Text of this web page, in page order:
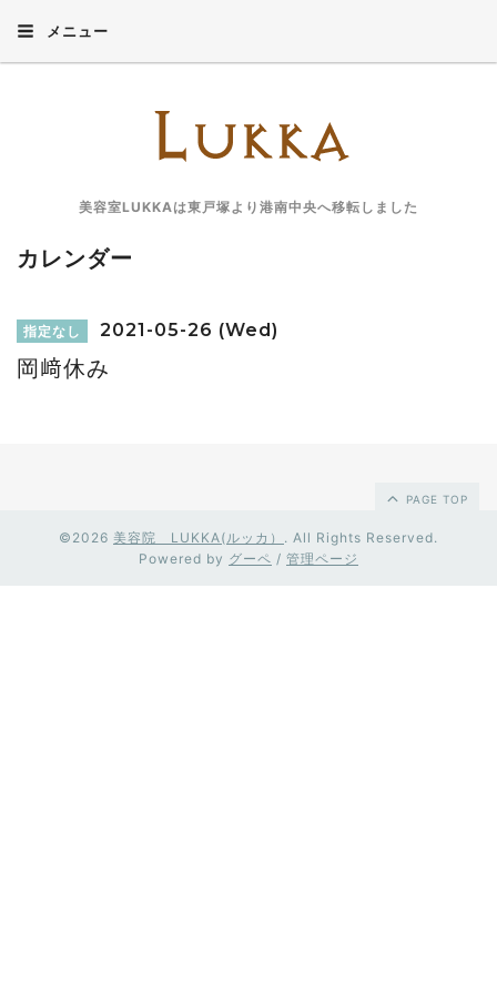
メニュー
美容室LUKKAは東戸塚より港南中央へ移転しました
カレンダー
指定なし 2021-05-26 (Wed)
岡﨑休み
PAGE TOP
©2026 美容院 LUKKA(ルッカ） . All Rights Reserved.
Powered by グーペ / 管理ページ